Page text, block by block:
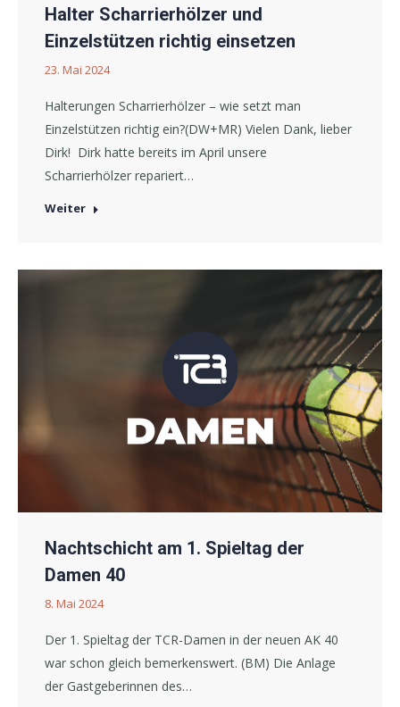
Halter Scharrierhölzer und
Einzelstützen richtig einsetzen
23. Mai 2024
Halterungen Scharrierhölzer – wie setzt man
Einzelstützen richtig ein?(DW+MR) Vielen Dank, lieber
Dirk! Dirk hatte bereits im April unsere
Scharrierhölzer repariert…
Weiter
Nachtschicht am 1. Spieltag der
Damen 40
8. Mai 2024
Der 1. Spieltag der TCR-Damen in der neuen AK 40
war schon gleich bemerkenswert. (BM) Die Anlage
der Gastgeberinnen des…